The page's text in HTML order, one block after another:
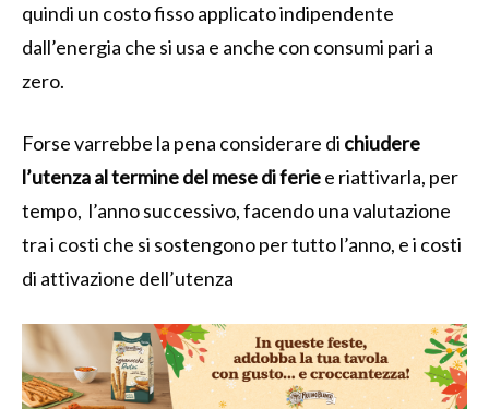
quindi un costo fisso applicato indipendente
dall’energia che si usa e anche con consumi pari a
zero.
Forse varrebbe la pena considerare di chiudere
l’utenza al termine del mese di feriee riattivarla, per
tempo, l’anno successivo, facendo una valutazione
tra i costi che si sostengono per tutto l’anno, e i costi
di attivazione dell’utenza